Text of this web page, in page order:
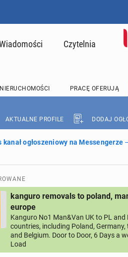
Czytelnia
NIERUCHOMOŚCI PRACĘ OFERUJĄ
AKTUALNE PROFILE DODAJ
ogłoszeniowy na Messengerze
kanguro removals to poland,
europe
Kanguro No1 Man&Van UK to PL and
countries, including Poland, Germany,
and Belgium. Door to Door, 6 Days a
Load